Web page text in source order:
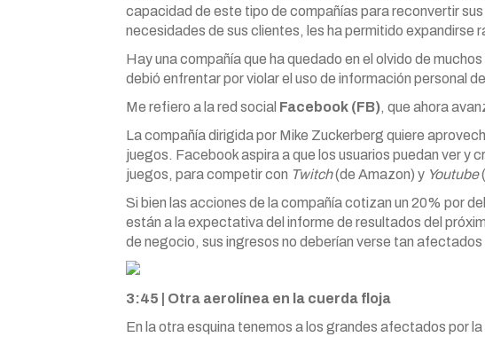
capacidad de este tipo de compañías para reconvertir
necesidades de sus clientes, les ha permitido expandirse
Hay una compañía que ha quedado en el olvido de
debió enfrentar por violar el uso de información personal
Me refiero a la red social Facebook (FB), que ahora
La compañía dirigida por Mike Zuckerberg quiere
juegos. Facebook aspira a que los usuarios puedan ver y
juegos, para competir con Twitch(de Amazon) y Youtube
Si bien las acciones de la compañía cotizan un 20% por
están a la expectativa del informe de resultados del
de negocio, sus ingresos no deberían verse tan
3:45 | Otra aerolínea en la cuerda floja
En la otra esquina tenemos a los grandes afectados por la